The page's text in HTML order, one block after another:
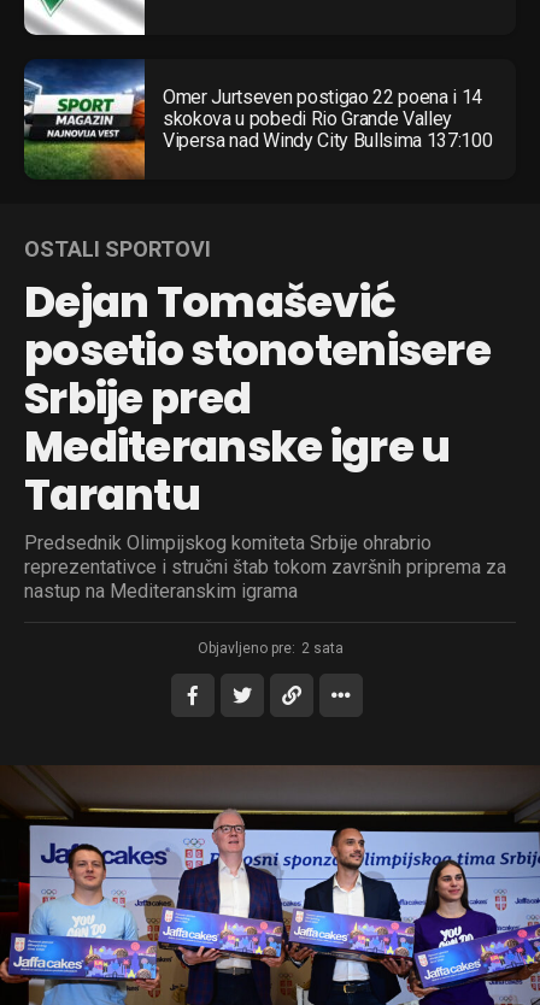
Omer Jurtseven postigao 22 poena i 14
skokova u pobedi Rio Grande Valley
Vipersa nad Windy City Bullsima 137:100
OSTALI SPORTOVI
Dejan Tomašević
posetio stonotenisere
Srbije pred
Mediteranske igre u
Tarantu
Predsednik Olimpijskog komiteta Srbije ohrabrio
reprezentativce i stručni štab tokom završnih priprema za
nastup na Mediteranskim igrama
Objavljeno pre: 2 sata